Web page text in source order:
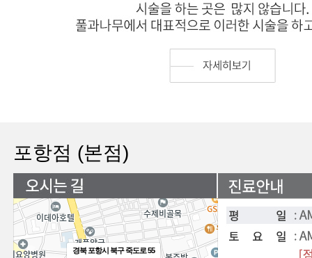
포항점 (본점)
경북 포항시 북구 죽도로 55